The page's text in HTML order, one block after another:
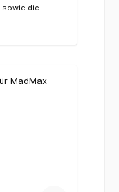
sowie die